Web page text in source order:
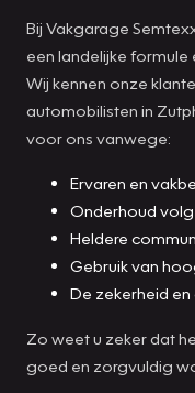
Bij Vakgarage
een landelijke formule
Wij kennen onze
automobilisten in
voor ons vanwege:
Ervaren en
Onderhoud
Heldere
Gebruik van
De zekerheid
Zo weet u zeker dat
goed en zorgvuldig